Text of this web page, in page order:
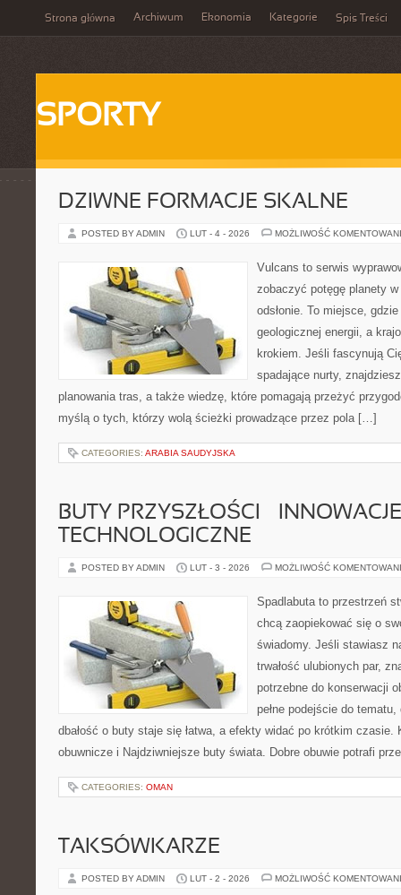
Strona główna Archiwum Ekonomia Kategorie Spis Treści
SPORTY
DZIWNE FORMACJE SKALNE
POSTED BY ADMIN LUT - 4 - 2026 MOŻLIWOŚĆ
Vulcans to serwis
zobaczyć potęgę planety
odsłonie. To miejsce,
geologicznej energii, a
krokiem. Jeśli fascynują
spadające nurty,
planowania tras, a także wiedzę, które pomagają przeżyć
myślą o tych, którzy wolą ścieżki prowadzące przez pola […]
CATEGORIES: ARABIA SAUDYJSKA
BUTY PRZYSZŁOŚCI – INNOWACJE
TECHNOLOGICZNE
POSTED BY ADMIN LUT - 3 - 2026 MOŻLIWOŚĆ
Spadlabuta to przestrzeń
chcą zaopiekować się o
świadomy. Jeśli stawiasz
trwałość ulubionych par,
potrzebne do konserwacji
pełne podejście do
dbałość o buty staje się łatwa, a efekty widać po krótkim czasie.
obuwnicze i Najdziwniejsze buty świata. Dobre obuwie potrafi
CATEGORIES: OMAN
TAKSÓWKARZE
POSTED BY ADMIN LUT - 2 - 2026 MOŻLIWOŚĆ